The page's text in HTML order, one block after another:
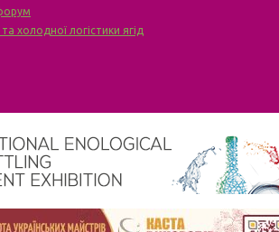
холодної логістики ягід